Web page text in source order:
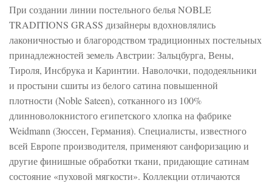
При создании линии постельного белья NOBLE
TRADITIONS GRASS дизайнеры вдохновлялись
лаконичностью и благородством традиционных постельных
принадлежностей земель Австрии: Зальцбурга, Вены,
Тироля, Инсбрука и Каринтии. Наволочки, пододеяльники
и простыни сшиты из белого сатина повышенной
плотности (Noble Sateen), сотканного из 100%
длинноволокнистого египетского хлопка на фабрике
Weidmann (Зюссен, Германия). Специалисты, известного
всей Европе производителя, применяют санфоризацию и
другие финишные обработки ткани, придающие сатинам
состояние «пуховой мягкости». Коллекции отличаются